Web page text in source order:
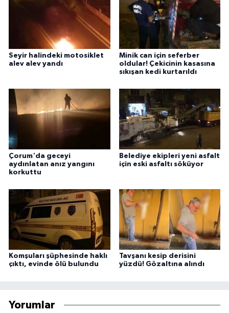
Seyir halindeki motosiklet
alev alev yandı
Minik can için seferber
oldular! Çekicinin kasasına
sıkışan kedi kurtarıldı
Çorum'da geceyi
aydınlatan anız yangını
korkuttu
Belediye ekipleri yeni asfalt
için eski asfaltı söküyor
Komşuları şüphesinde haklı
çıktı, evinde ölü bulundu
Tavşanı kesip derisini
yüzdü! Gözaltına alındı
Yorumlar